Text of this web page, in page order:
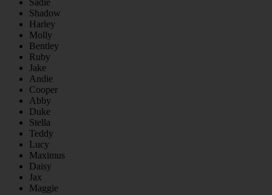
Sadie
Shadow
Harley
Molly
Bentley
Ruby
Jake
Andie
Cooper
Abby
Duke
Stella
Teddy
Lucy
Maximus
Daisy
Jax
Maggie